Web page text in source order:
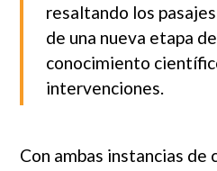
resaltando los
de una nueva etapa
conocimiento
intervenciones.
Con ambas instancias